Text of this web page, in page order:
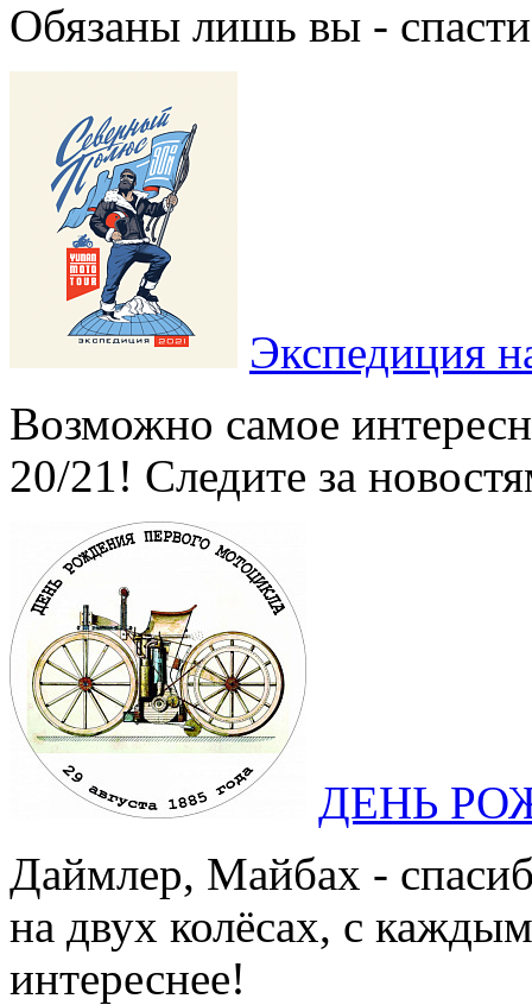
Обязаны лишь вы - спасти
Экспедиция
Возможно самое
20/21! Следите за
ДЕНЬ
Даймлер, Майбах -
на двух колёсах, с
интереснее!